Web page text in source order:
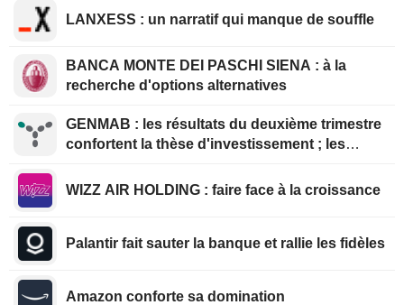
LANXESS : un narratif qui manque de souffle
BANCA MONTE DEI PASCHI SIENA : à la
recherche d'options alternatives
GENMAB : les résultats du deuxième trimestre
confortent la thèse d'investissement ; les
WIZZ AIR HOLDING : faire face à la croissance
Palantir fait sauter la banque et rallie les fidèles
Amazon conforte sa domination